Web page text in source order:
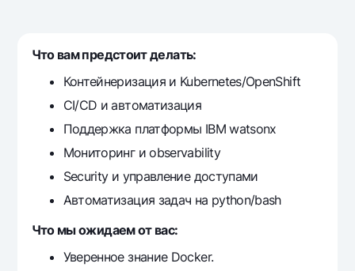
Золотой депозит
Золотые слитки от НБУ
Серебряный депозит
Visa
Тарифы
Акции
Мобильное приложение Milliy
Часто задаваемые вопросы
Что вам предстоит делать:
Контейнеризация и Kubernetes/OpenShift
CI/CD и автоматизация
Поддержка платформы IBM watsonx
Мониторинг и observability
Security и управление доступами
Автоматизация задач на python/bash
Что мы ожидаем от вас:
Уверенное знание Docker.